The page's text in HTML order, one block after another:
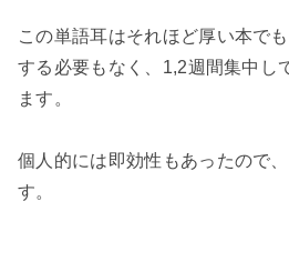
この単語耳はそれほど厚い本で
する必要もなく、1,2週間集中し
ます。
個人的には即効性もあったので
す。